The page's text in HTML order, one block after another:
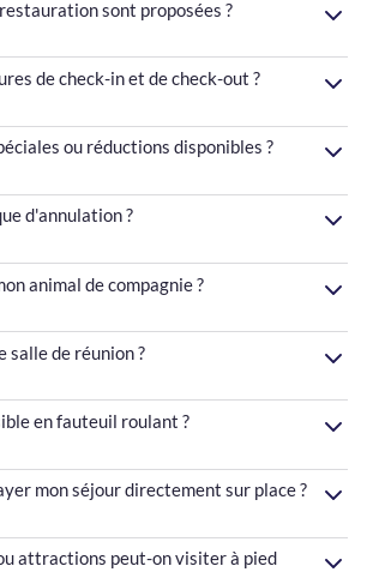
sont proposées ?
de check-in et de check-out ?
ou réductions disponibles ?
d'annulation ?
animal de compagnie ?
salle de réunion ?
en fauteuil roulant ?
mon séjour directement sur place ?
attractions peut-on visiter à pied